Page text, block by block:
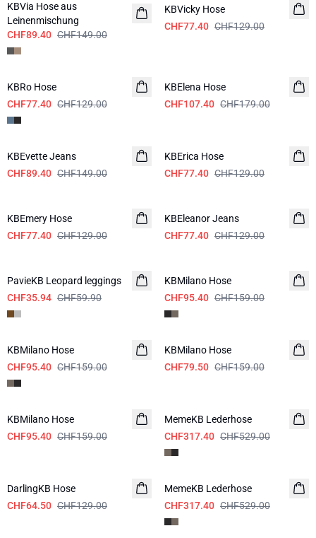
KBVia Hose aus
Leinenmischung
CHF89.40 CHF149.00
KBVicky Hose
CHF77.40 CHF129.00
-40%
KBRo Hose
CHF77.40 CHF129.00
KBElena Hose
CHF107.40 CHF179.00
-40%
KBEvette Jeans
CHF89.40 CHF149.00
KBErica Hose
CHF77.40 CHF129.00
KBEmery Hose
CHF77.40 CHF129.00
KBEleanor Jeans
CHF77.40 CHF129.00
PavieKB Leopard leggings
CHF35.94 CHF59.90
KBMilano Hose
CHF95.40 CHF159.00
-40%
KBMilano Hose
CHF95.40 CHF159.00
-50%
KBMilano Hose
CHF79.50 CHF159.00
-40%
KBMilano Hose
CHF95.40 CHF159.00
MemeKB Lederhose
CHF317.40 CHF529.00
DarlingKB Hose
CHF64.50 CHF129.00
-40%
MemeKB Lederhose
CHF317.40 CHF529.00
-50%